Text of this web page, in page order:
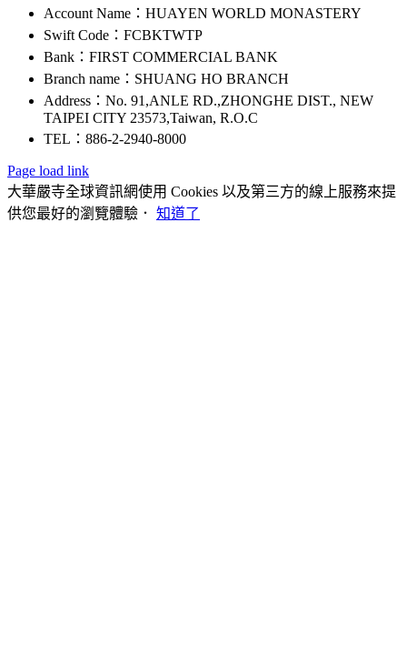
Account Name：HUAYEN WORLD MONASTERY
Swift Code：FCBKTWTP
Bank：FIRST COMMERCIAL BANK
Branch name：SHUANG HO BRANCH
Address：No. 91,ANLE RD.,ZHONGHE DIST., NEW
TAIPEI CITY 23573,Taiwan, R.O.C
TEL：886-2-2940-8000
Page load link
大華嚴寺全球資訊網使用 Cookies 以及第三方的線上服務來提
供您最好的瀏覽體驗． 知道了